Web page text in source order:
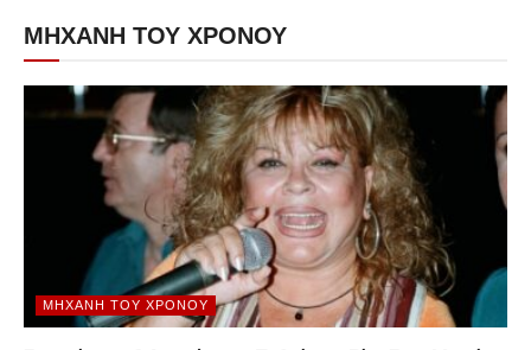
ΜΗΧΑΝΗ ΤΟΥ ΧΡΟΝΟΥ
ΜΗΧΑΝΉ ΤΟΥ ΧΡΌΝΟΥ